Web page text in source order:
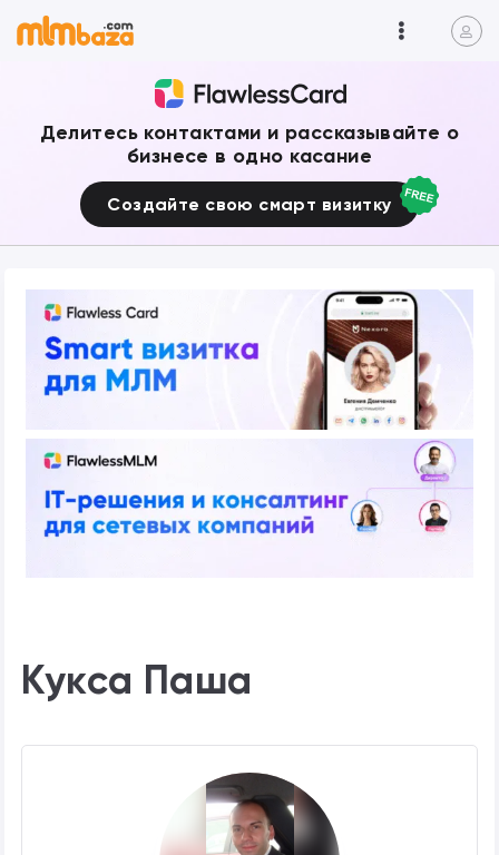
Делитесь контактами и рассказывайте о
бизнесе в одно касание
Создайте свою смарт визитку
Кукса Паша